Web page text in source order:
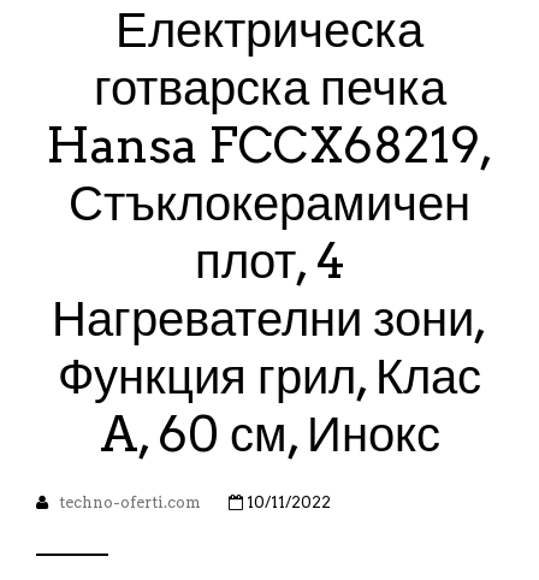
Електрическа
готварска печка
Hansa FCCX68219,
Стъклокерамичен
плот, 4
Нагревателни зони,
Функция грил, Клас
A, 60 см, Инокс
techno-oferti.com 10/11/2022